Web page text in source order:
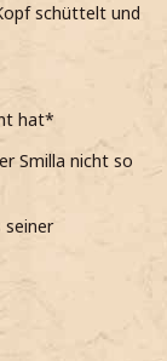
schüttelt und
hat*
Smilla nicht so